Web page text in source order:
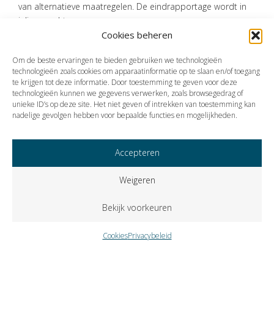
Cookies beheren
Om de beste ervaringen te bieden gebruiken we technologieën
technologieën zoals cookies om apparaatinformatie op te slaan en/of toegang
te krijgen tot deze informatie. Door toestemming te geven voor deze
technologieën kunnen we gegevens verwerken, zoals browsegedrag of
unieke ID’s op deze site. Het niet geven of intrekken van toestemming kan
nadelige gevolgen hebben voor bepaalde functies en mogelijkheden.
Accepteren
Weigeren
Bekijk voorkeuren
CookiesPrivacybeleid
van alternatieve maatregelen. De eindrapportage wordt in
juli verwacht.
Bron:Ministerie van Financiën | publicatie | 2024-0000211643 | 04-04-
Vorige Volgende